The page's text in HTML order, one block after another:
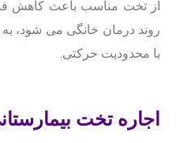
از تخت مناسب باعث کاهش
روند درمان خانگی می شود، به
با محدودیت حرکتی.
اجاره تخت